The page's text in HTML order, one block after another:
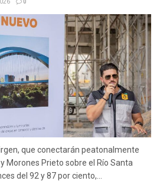
que conectarán peatonalmente
Morones Prieto sobre el Río Santa
del 92 y 87 por ciento,...